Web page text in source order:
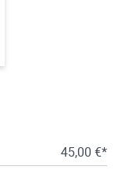
45,00 €*